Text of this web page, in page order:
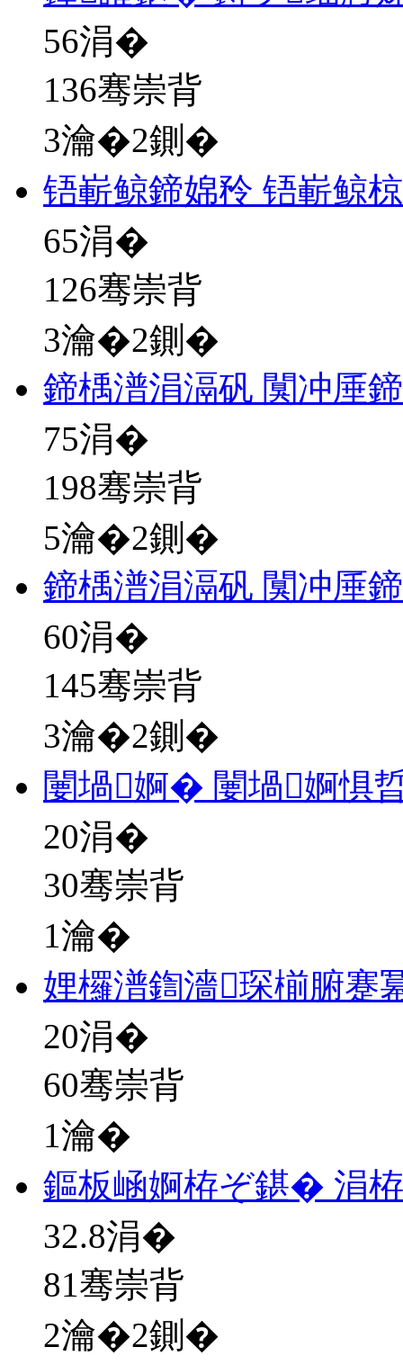
56涓�
136骞崇背
3瀹�2鍘�
铻嶄鲸鍗婂矝 铻嶄鲸
65涓�
126骞崇背
3瀹�2鍘�
鍗楀潽涓滆矾 闃冲厜
75涓�
198骞崇背
5瀹�2鍘�
鍗楀潽涓滆矾 闃冲厜
60涓�
145骞崇背
3瀹�2鍘�
闄堝婀� 闄堝婀惧
20涓�
30骞崇背
1瀹�
娌欏潽鍧濇琛椾腑蹇
20涓�
60骞崇背
1瀹�
鏂板崡婀栫ぞ鍖� 涓
32.8涓�
81骞崇背
2瀹�2鍘�